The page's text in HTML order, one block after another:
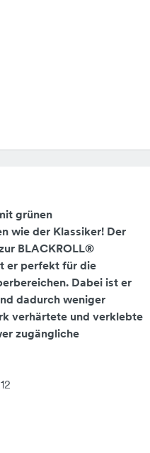
grünen
wie der Klassiker! Der
BLACKROLL®
er perfekt für die
Dabei ist er
dadurch weniger
verhärtete und verklebte
zugängliche